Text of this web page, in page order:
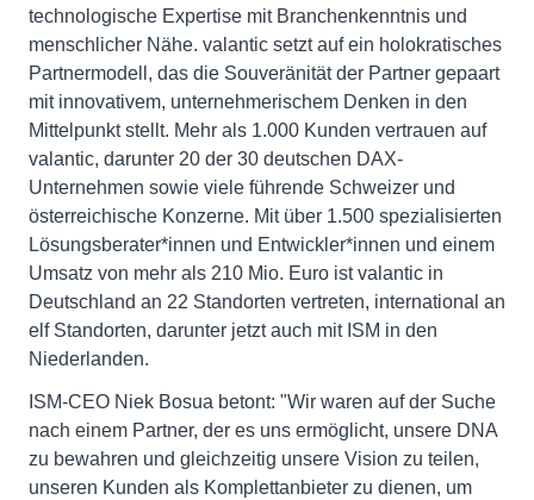
technologische Expertise mit Branchenkenntnis und
menschlicher Nähe. valantic setzt auf ein holokratisches
Partnermodell, das die Souveränität der Partner gepaart
mit innovativem, unternehmerischem Denken in den
Mittelpunkt stellt. Mehr als 1.000 Kunden vertrauen auf
valantic, darunter 20 der 30 deutschen DAX-
Unternehmen sowie viele führende Schweizer und
österreichische Konzerne. Mit über 1.500 spezialisierten
Lösungsberater*innen und Entwickler*innen und einem
Umsatz von mehr als 210 Mio. Euro ist valantic in
Deutschland an 22 Standorten vertreten, international an
elf Standorten, darunter jetzt auch mit ISM in den
Niederlanden.
ISM-CEO Niek Bosua betont: "Wir waren auf der Suche
nach einem Partner, der es uns ermöglicht, unsere DNA
zu bewahren und gleichzeitig unsere Vision zu teilen,
unseren Kunden als Komplettanbieter zu dienen, um